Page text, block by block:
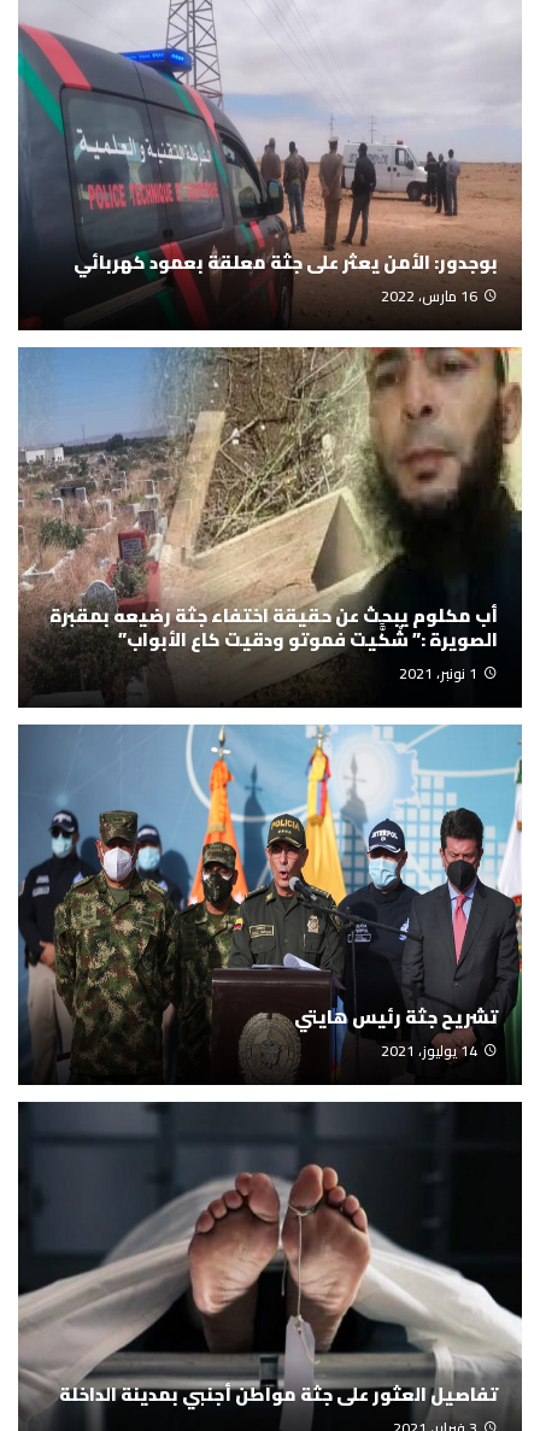
بوجدور: الأمن يعثر على جثة معلقة بعمود كهربائي
16 مارس، 2022
أب مكلوم يبحث عن حقيقة اختفاء جثة رضيعه بمقبرة
الصويرة :” شْكََّيت فموتو ودقيت كاع الأبواب”
1 نونبر، 2021
تشريح جثة رئيس هايتي
14 يوليوز، 2021
تفاصيل العثور على جثة مواطن أجنبي بمدينة الداخلة